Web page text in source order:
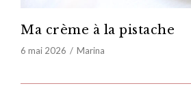
Ma crème à la pistache
6 mai 2026 Marina